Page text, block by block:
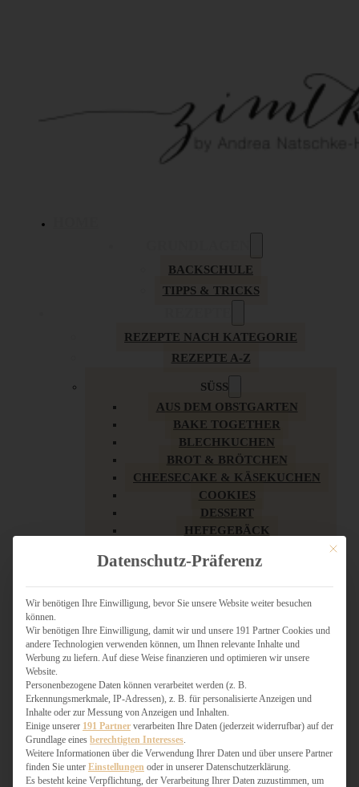
BACKSCHULE
TIPPS & TRICKS
REZEPTE NACH KATEGORIE
REZEPTE A-Z
SÜSS
AUS DEM OBSTGARTEN
BAKE TOGETHER
BLECHKUCHEN
BROT & BRÖTCHEN
CHEESECAKE & KÄSEKUCHEN
COOKIES
DESSERT
HEFEGEBÄCK
KUCHEN
LOW CARB & GESÜNDER
MY AMERICAN BAKERY
SCHOKOLADIGES
SÜSSES HAUPTGERICHT
TÖRTCHEN
VEGAN SÜSS
WEIHNACHTSBÄCKEREI
HERZHAFT
Mit
Datenschutz-Präferenz
Wir benötigen Ihre Einwilligung, bevor Sie unsere Website weiter besuchen
können.
Wir benötigen Ihre Einwilligung, damit wir und unsere 191 Partner Cookies und
andere Technologien verwenden können, um Ihnen relevante Inhalte und
Werbung zu liefern. Auf diese Weise finanzieren und optimieren wir unsere
Website.
Personenbezogene Daten können verarbeitet werden (z. B.
Erkennungsmerkmale, IP-Adressen), z. B. für personalisierte Anzeigen und
Inhalte oder zur Messung von Anzeigen und Inhalten.
Einige unserer 191 Partner verarbeiten Ihre Daten (jederzeit widerrufbar) auf der
Grundlage eines berechtigten Interesses
Weitere Informationen über die Verwendung Ihrer Daten und über unsere Partner
finden Sie unter Einstellungen oder in unserer Datenschutzerklärung.
Es besteht keine Verpflichtung, der Verarbeitung Ihrer Daten zuzustimmen, um